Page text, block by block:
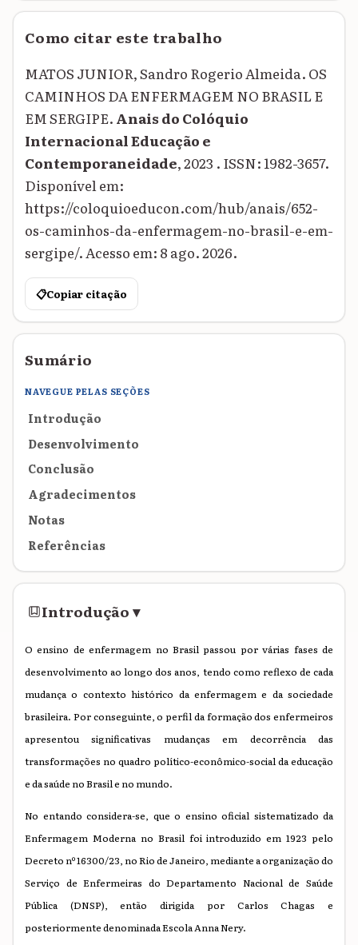
Como citar este trabalho
MATOS JUNIOR, Sandro Rogerio Almeida. OS
CAMINHOS DA ENFERMAGEM NO BRASIL E
EM SERGIPE. Anais do Colóquio
Internacional Educação e
Contemporaneidade, 2023 . ISSN: 1982-3657.
Disponível em:
https://coloquioeducon.com/hub/anais/652-
os-caminhos-da-enfermagem-no-brasil-e-em-
sergipe/. Acesso em: 8 ago. 2026.
📋Copiar citação
Sumário
NAVEGUE PELAS SEÇÕES
Introdução
Desenvolvimento
Conclusão
Agradecimentos
Notas
Referências
Introdução▾
O ensino de enfermagem no Brasil passou por várias fases de
desenvolvimento ao longo dos anos, tendo como reflexo de cada
mudança o contexto histórico da enfermagem e da sociedade
brasileira. Por conseguinte, o perfil da formação dos enfermeiros
apresentou significativas mudanças em decorrência das
transformações no quadro político-econômico-social da educação
e da saúde no Brasil e no mundo.
No entando considera-se, que o ensino oficial sistematizado da
Enfermagem Moderna no Brasil foi introduzido em 1923 pelo
Decreto nº 16300/23, no Rio de Janeiro, mediante a organização do
Serviço de Enfermeiras do Departamento Nacional de Saúde
Pública (DNSP), então dirigida por Carlos Chagas e
posteriormente denominada Escola Anna Nery.